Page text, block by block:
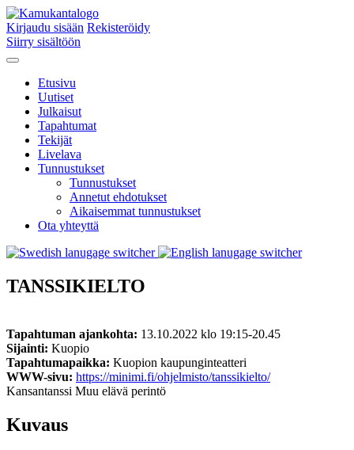
Kirjaudu sisään Rekisteröidy
Siirry sisältöön
Etusivu
Uutiset
Julkaisut
Tapahtumat
Tekijät
Livelava
Tunnustukset
Tunnustukset
Annetut ehdotukset
Aikaisemmat tunnustukset
Ota yhteyttä
TANSSIKIELTO
Tapahtuman ajankohta: 13.10.2022 klo 19:15-20.45
Sijainti: Kuopio
Tapahtumapaikka: Kuopion kaupunginteatteri
WWW-sivu: https://minimi.fi/ohjelmisto/tanssikielto/
Kansantanssi Muu elävä perintö
Kuvaus